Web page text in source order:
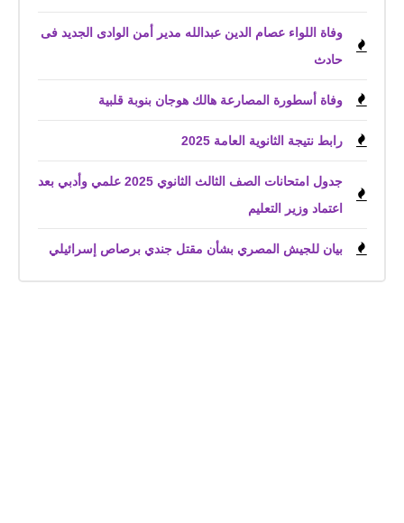
وفاة اللواء عصام الدين عبدالله مدير أمن الوادى الجديد فى
حادث
وفاة أسطورة المصارعة هالك هوجان بنوبة قلبية
رابط نتيجة الثانوية العامة 2025
جدول امتحانات الصف الثالث الثانوي 2025 علمي وأدبي بعد
اعتماد وزير التعليم
بيان للجيش المصري بشأن مقتل جندي برصاص إسرائيلي